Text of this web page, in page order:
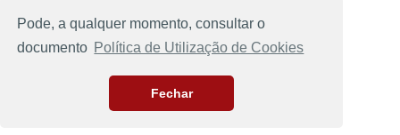
Pode, a qualquer momento, consultar o
documento Política de Utilização de Cookies
Fechar